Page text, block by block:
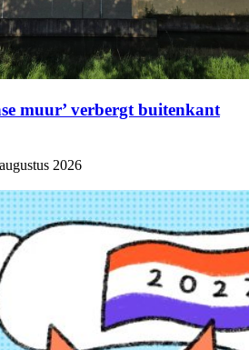
muur’ verbergt buitenkant
2026